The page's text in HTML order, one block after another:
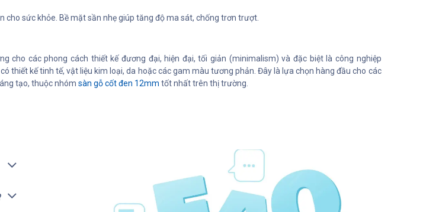
sức khỏe. Bề mặt sần nhẹ giúp tăng độ ma sát, chống trơn trượt.
cho các phong cách thiết kế đương đại, hiện đại, tối giản (minimalism) và đặc biệt là công nghiệp
thiết kế tinh tế, vật liệu kim loại, da hoặc các gam màu tương phản. Đây là lựa chọn hàng đầu cho các
tạo, thuộc nhóm sàn gỗ cốt đen 12mm tốt nhất trên thị trường.